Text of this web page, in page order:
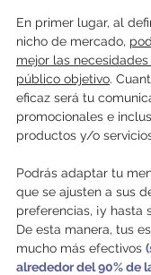
En primer lugar, al
nicho de mercado,
mejor las
público objetivo.
eficaz será tu
promocionales e
productos y/o
Podrás adaptar tu
que se ajusten a sus
preferencias, ¡y hasta
De esta manera, tus
mucho más efectivos
alrededor del 90% de